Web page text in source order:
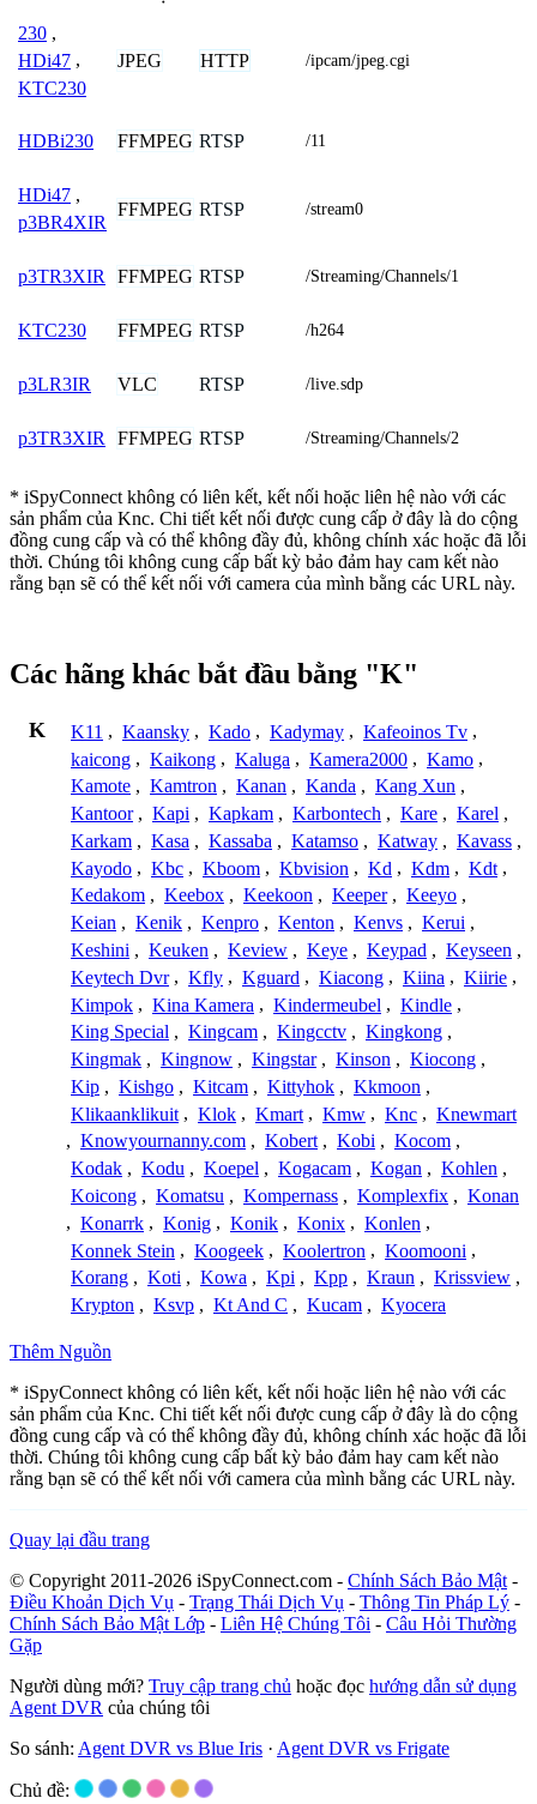
230 ,
HDi47 ,
KTC230
JPEG HTTP /ipcam/jpeg.cgi
HDBi230 FFMPEG RTSP /11
HDi47 ,
p3BR4XIR
FFMPEG RTSP /stream0
p3TR3XIR FFMPEG RTSP /Streaming/Channels/1
KTC230 FFMPEG RTSP /h264
p3LR3IR VLC RTSP /live.sdp
p3TR3XIR FFMPEG RTSP /Streaming/Channels/2
* iSpyConnect không có liên kết, kết nối hoặc liên hệ nào với các
sản phẩm của Knc. Chi tiết kết nối được cung cấp ở đây là do cộng
đồng cung cấp và có thể không đầy đủ, không chính xác hoặc đã lỗi
thời. Chúng tôi không cung cấp bất kỳ bảo đảm hay cam kết nào
rằng bạn sẽ có thể kết nối với camera của mình bằng các URL này.
Các hãng khác bắt đầu bằng "K"
K K11 , Kaansky , Kado , Kadymay , Kafeoinos Tv ,
kaicong , Kaikong , Kaluga , Kamera2000 , Kamo ,
Kamote , Kamtron , Kanan , Kanda , Kang Xun ,
Kantoor , Kapi , Kapkam , Karbontech , Kare , Karel ,
Karkam , Kasa , Kassaba , Katamso , Katway , Kavass ,
Kayodo , Kbc , Kboom , Kbvision , Kd , Kdm , Kdt ,
Kedakom , Keebox , Keekoon , Keeper , Keeyo ,
Keian , Kenik , Kenpro , Kenton , Kenvs , Kerui ,
Keshini , Keuken , Keview , Keye , Keypad , Keyseen ,
Keytech Dvr , Kfly , Kguard , Kiacong , Kiina , Kiirie ,
Kimpok , Kina Kamera , Kindermeubel , Kindle ,
King Special , Kingcam , Kingcctv , Kingkong ,
Kingmak , Kingnow , Kingstar , Kinson , Kiocong ,
Kip , Kishgo , Kitcam , Kittyhok , Kkmoon ,
Klikaanklikuit , Klok , Kmart , Kmw , Knc , Knewmart
, Knowyournanny.com , Kobert , Kobi , Kocom ,
Kodak , Kodu , Koepel , Kogacam , Kogan , Kohlen ,
Koicong , Komatsu , Kompernass , Komplexfix , Konan
, Konarrk , Konig , Konik , Konix , Konlen ,
Konnek Stein , Koogeek , Koolertron , Koomooni ,
Korang , Koti , Kowa , Kpi , Kpp , Kraun , Krissview ,
Krypton , Ksvp , Kt And C , Kucam , Kyocera
Thêm Nguồn
* iSpyConnect không có liên kết, kết nối hoặc liên hệ nào với các
sản phẩm của Knc. Chi tiết kết nối được cung cấp ở đây là do cộng
đồng cung cấp và có thể không đầy đủ, không chính xác hoặc đã lỗi
thời. Chúng tôi không cung cấp bất kỳ bảo đảm hay cam kết nào
rằng bạn sẽ có thể kết nối với camera của mình bằng các URL này.
Quay lại đầu trang
© Copyright 2011-2026 iSpyConnect.com - Chính Sách Bảo Mật -
Điều Khoản Dịch Vụ - Trạng Thái Dịch Vụ - Thông Tin Pháp Lý -
Chính Sách Bảo Mật Lớp - Liên Hệ Chúng Tôi - Câu Hỏi Thường
Gặp
Người dùng mới? Truy cập trang chủ hoặc đọc hướng dẫn sử dụng
Agent DVR của chúng tôi
So sánh: Agent DVR vs Blue Iris · Agent DVR vs Frigate
Chủ đề: